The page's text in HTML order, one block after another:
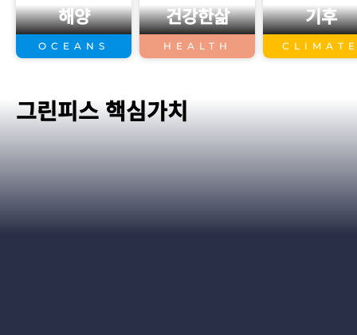
해양
OCEANS
건강한삶
HEALTH
기후
그린피스 핵심가치